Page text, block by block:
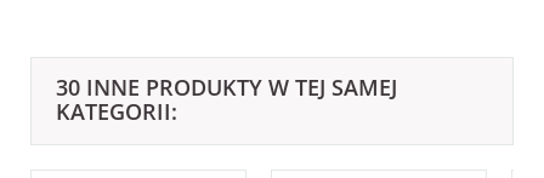
30 INNE PRODUKTY W TEJ SAMEJ
KATEGORII: